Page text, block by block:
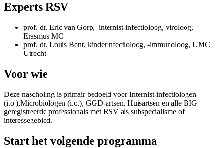
Experts RSV
prof. dr. Eric van Gorp, internist-infectioloog, viroloog,
Erasmus MC
prof. dr. Louis Bont, kinderinfectioloog, -immunoloog, UMC
Utrecht
Voor wie
Deze nascholing is primair bedoeld voor Internist-infectiologen
(i.o.),Microbiologen (i.o.), GGD-artsen, Huisartsen en alle BIG
geregistreerde professionals met RSV als subspecialisme of
interessegebied.
Start het volgende programma